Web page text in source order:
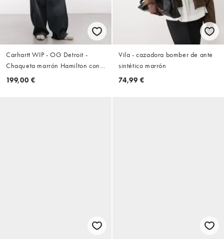
Carhartt WIP - OG Detroit -
Chaqueta marrón Hamilton con
solapas en contraste
199,00 €
Vila - cazadora bomber de ante
sintético marrón
74,99 €